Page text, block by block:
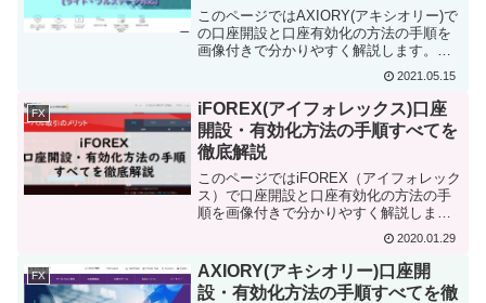
応】
このページではAXIORY(アキシオリー)で
の口座開設と口座有効化の方法の手順を
画像付きで分かりやすく解説します。ラ
イトステージ及びフルステージの登録に
も対応しています。海外FX業者で口座を
開設するのが初めての方もこのページを
見れば簡単に口座を開設できます。
2021.05.15
FX
iFOREX(アイフォレックス)口座
開設・有効化方法の手順すべてを
徹底解説
このページではiFOREX（アイフォレック
ス）で口座開設と口座有効化の方法の手
順を画像付きで分かりやすく解説しま
す。新規開設は1～2分程度で完了しま
す。海外FX業者で口座を開設するのが初
めての方もこのページを見れば簡単に口
座を開設できます。
2020.01.29
FX
AXIORY(アキシオリー)口座開
設・有効化方法の手順すべてを徹